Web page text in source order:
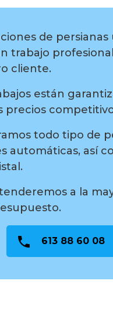
de
trabajo
cliente.
están
precios
todo tipo de
automáticas, así
a la
613 88 60 08